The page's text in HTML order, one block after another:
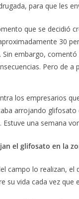
para que les
que se decidió
30
Sin embargo,
Pero de
los empresarios
arrojando glifosato
Estuve una semana
el glifosato en la
campo lo realizan,
su vida cada vez que